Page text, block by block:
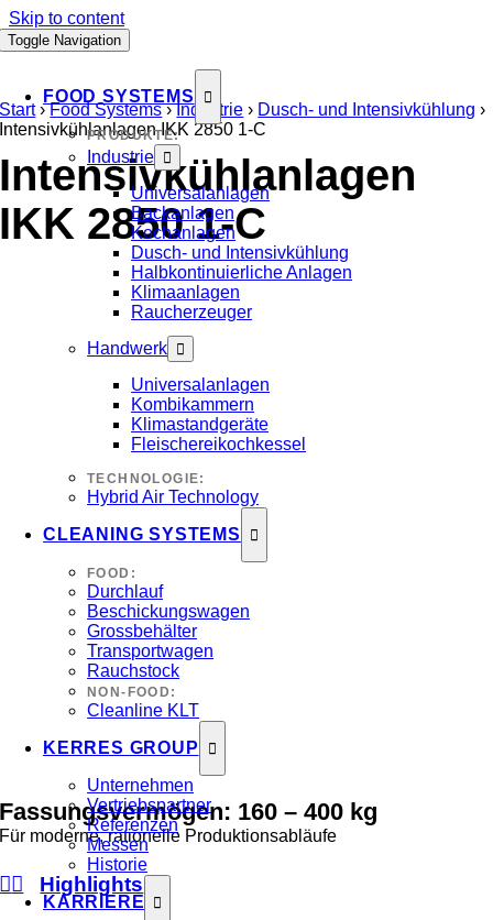
Skip to content
Toggle Navigation
FOOD SYSTEMS
PRODUKTE:
Industrie
Universalanlagen
Backanlagen
Kochanlagen
Dusch- und Intensivkühlung
Halbkontinuierliche Anlagen
Klimaanlagen
Raucherzeuger
Handwerk
Universalanlagen
Kombikammern
Klimastandgeräte
Fleischereikochkessel
TECHNOLOGIE:
Hybrid Air Technology
CLEANING SYSTEMS
FOOD:
Durchlauf
Beschickungswagen
Grossbehälter
Transportwagen
Rauchstock
NON-FOOD:
Cleanline KLT
KERRES GROUP
Unternehmen
Vertriebspartner
Referenzen
Messen
Historie
KARRIERE
Start›Food Systems›Industrie › Dusch- und Intensivkühlung ›
Intensivkühlanlagen IKK 2850 1-C
Intensivkühlanlagen
IKK 2850 1-C
Fassungsvermögen: 160 –400 kg
Für moderne, rationelle Produktionsabläufe
Highlights